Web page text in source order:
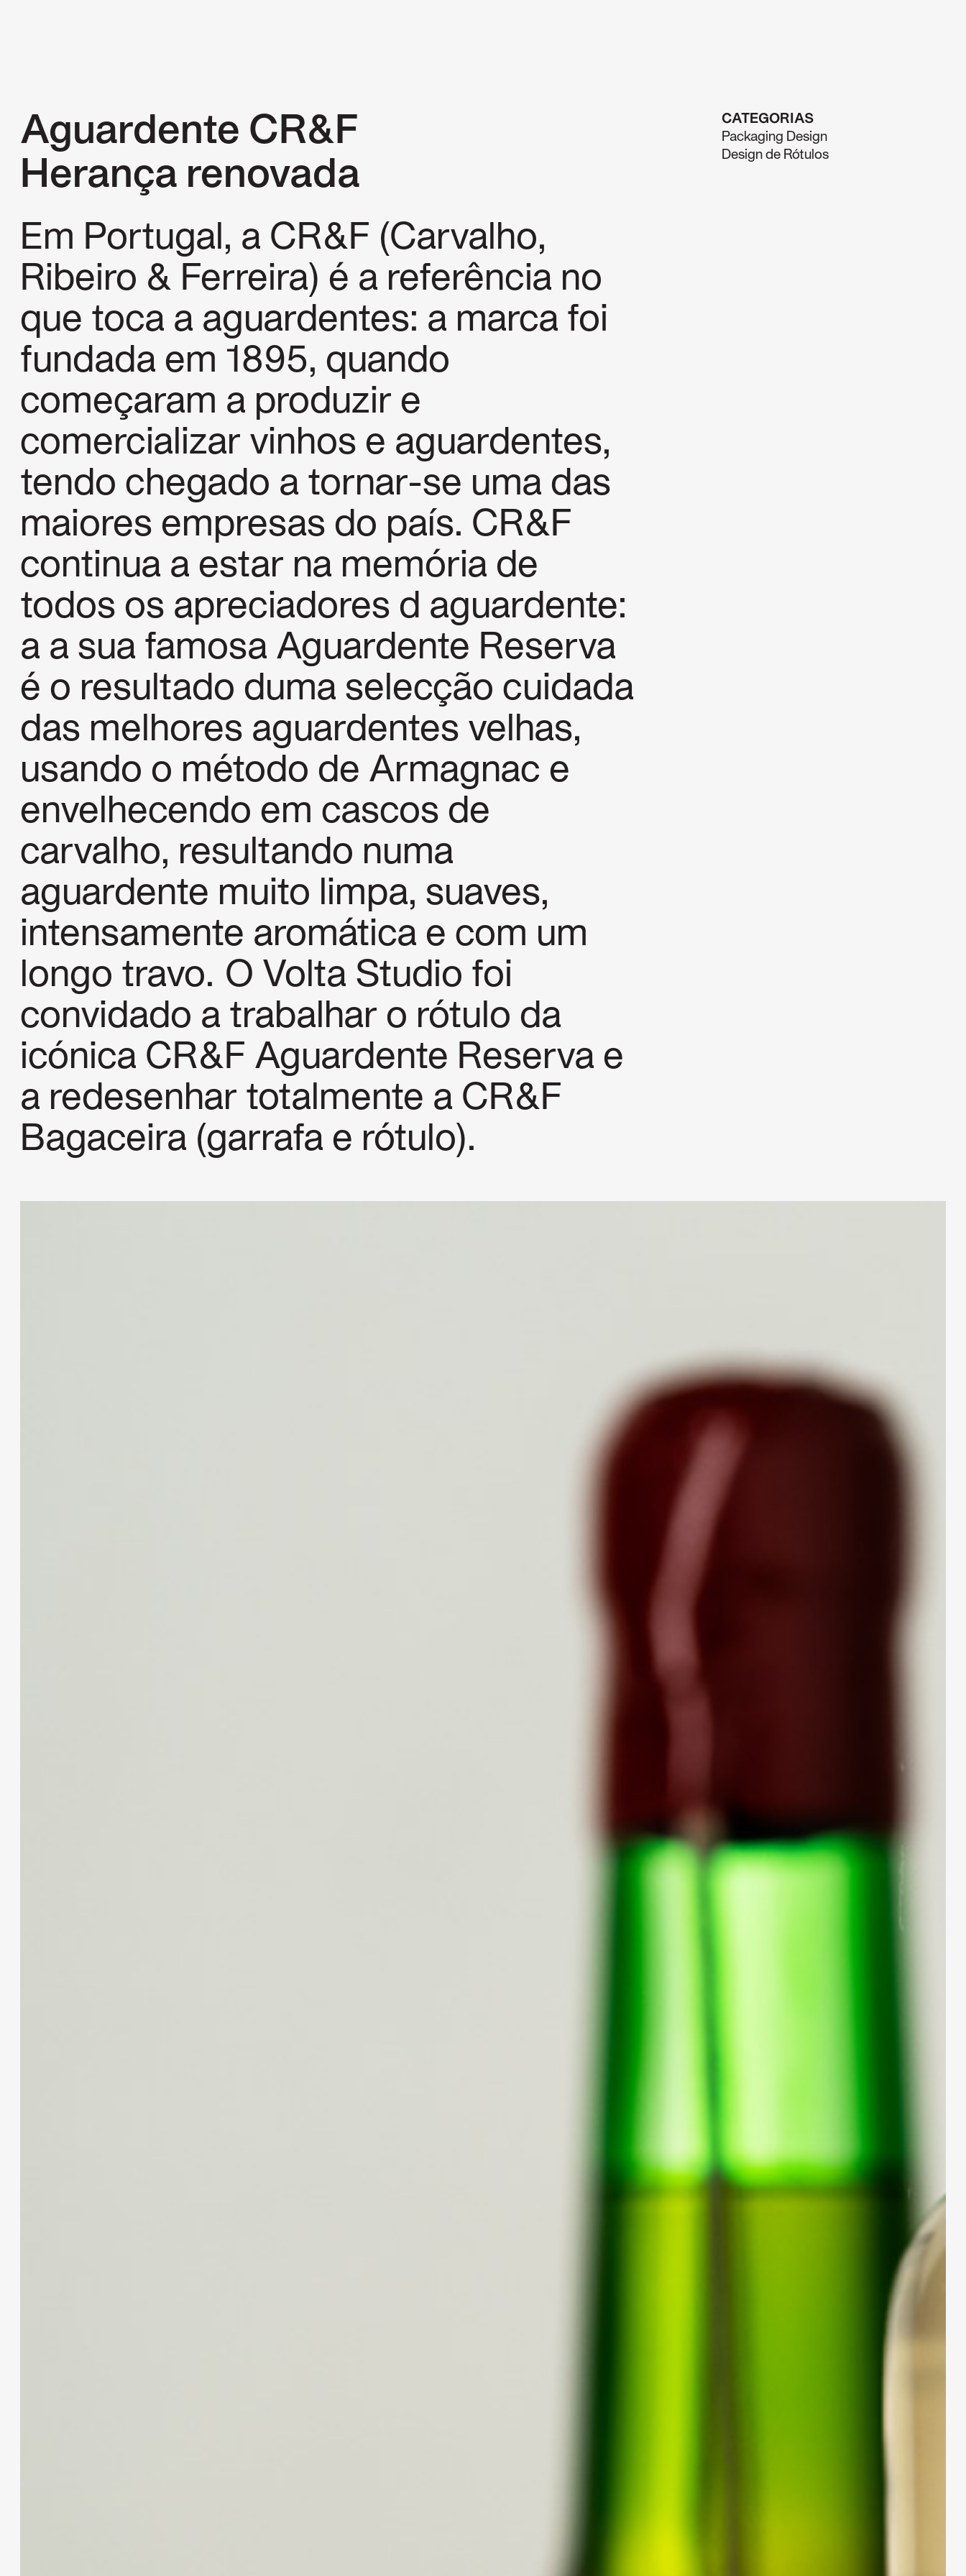
Aguardente CR&F
Herança renovada
Em Portugal, a CR&F (Carvalho,
Ribeiro & Ferreira) é a referência no
que toca a aguardentes: a marca foi
fundada em 1895, quando
começaram a produzir e
comercializar vinhos e aguardentes,
tendo chegado a tornar-se uma das
maiores empresas do país. CR&F
continua a estar na memória de
todos os apreciadores d aguardente:
a a sua famosa Aguardente Reserva
é o resultado duma selecção cuidada
das melhores aguardentes velhas,
usando o método de Armagnac e
envelhecendo em cascos de
carvalho, resultando numa
aguardente muito limpa, suaves,
intensamente aromática e com um
longo travo. O Volta Studio foi
convidado a trabalhar o rótulo da
icónica CR&F Aguardente Reserva e
a redesenhar totalmente a CR&F
Bagaceira (garrafa e rótulo).
CATEGORIAS
Packaging Design
Design de Rótulos